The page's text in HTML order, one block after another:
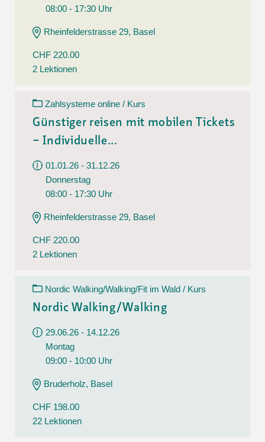
08:00 - 17:30 Uhr
Rheinfelderstrasse 29, Basel
CHF 220.00
2 Lektionen
Zahlsysteme online / Kurs
Günstiger reisen mit mobilen Tickets
– Individuelle...
01.01.26 - 31.12.26
Donnerstag
08:00 - 17:30 Uhr
Rheinfelderstrasse 29, Basel
CHF 220.00
2 Lektionen
Nordic Walking/Walking/Fit im Wald / Kurs
Nordic Walking/Walking
29.06.26 - 14.12.26
Montag
09:00 - 10:00 Uhr
Bruderholz, Basel
CHF 198.00
22 Lektionen